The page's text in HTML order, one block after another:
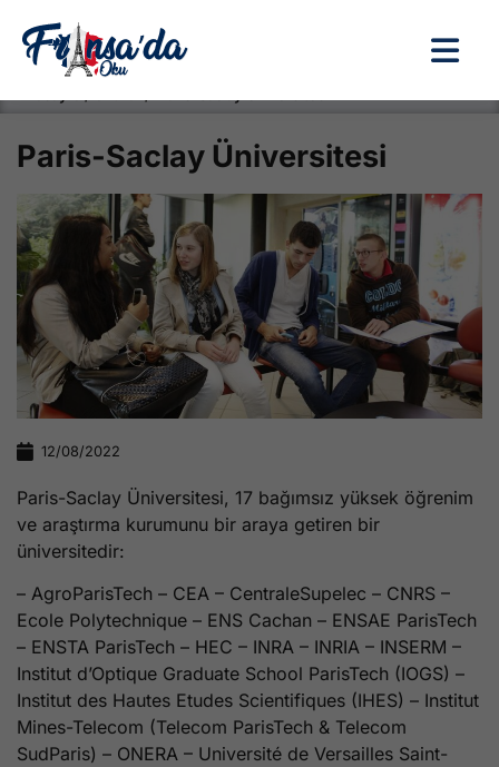
Paris-Saclay Üniversitesi
12/08/2022
Paris-Saclay Üniversitesi, 17 bağımsız yüksek öğrenim
ve araştırma kurumunu bir araya getiren bir
üniversitedir:
– AgroParisTech – CEA – CentraleSupelec – CNRS –
Ecole Polytechnique – ENS Cachan – ENSAE ParisTech
– ENSTA ParisTech – HEC – INRA – INRIA – INSERM –
Institut d’Optique Graduate School ParisTech (IOGS) –
Institut des Hautes Etudes Scientifiques (IHES) – Institut
Mines-Telecom (Telecom ParisTech & Telecom
SudParis) – ONERA – Université de Versailles Saint-